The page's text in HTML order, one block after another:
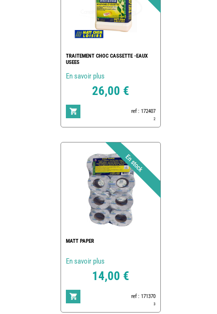
TRAITEMENT CHOC CASSETTE -EAUX
USEES
En savoir plus
26,00 €
ref : 172407
2
MATT PAPER
En savoir plus
14,00 €
ref : 171370
3